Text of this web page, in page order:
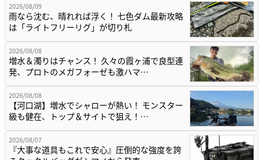
2026/08/09
雨なら沈む、晴れれば浮く！ 七色ダム最新攻略
は「ライトフリーリグ」が切り札
2026/08/08
増水＆濁りはチャンス！ 久々の霞ヶ浦で良型連
発、プロトのメガフォーゼも激ハマ…
2026/08/08
【河口湖】増水でシャローが熱い！ モンスター
級も健在、トップ＆サイトで狙え！…
2026/08/07
『大事な道具もこれで安心』圧倒的な強度を誇